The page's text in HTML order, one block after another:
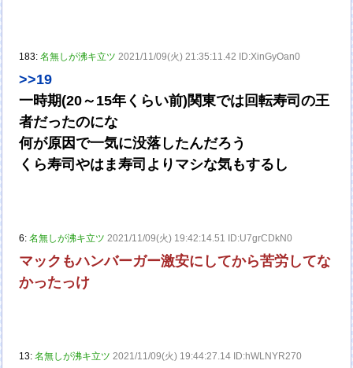
183:名無しが沸キ立ツ 2021/11/09(火) 21:35:11.42 ID:XinGyOan0
>>19
一時期(20～15年くらい前)関東では回転寿司の王
者だったのにな
何が原因で一気に没落したんだろう
くら寿司やはま寿司よりマシな気もするし
6:名無しが沸キ立ツ 2021/11/09(火) 19:42:14.51 ID:U7grCDkN0
マックもハンバーガー激安にしてから苦労してな
かったっけ
13:名無しが沸キ立ツ 2021/11/09(火) 19:44:27.14 ID:hWLNYR270